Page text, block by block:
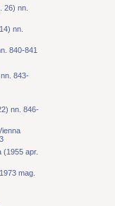
26) nn.
nn.
840-841
843-
nn. 846-
(1955 apr.
mag.